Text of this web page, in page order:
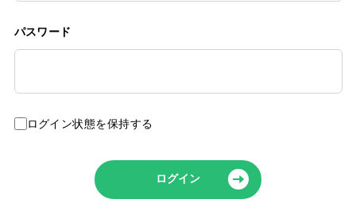
需要予測×最適化ソリューション
AI-UEOフォーラム
会員限定
パスワード
ログイン状態を保持する
ログイン